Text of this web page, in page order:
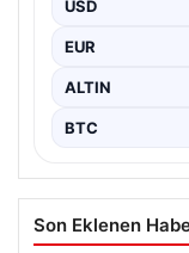
USD
EUR
ALTIN
BTC
Son Eklenen